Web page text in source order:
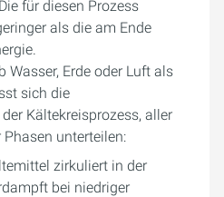
für diesen Prozess
als die am Ende
Wasser, Erde oder Luft als
sich die
Kältekreisprozess, aller
unterteilen:
zirkuliert in der
bei niedriger